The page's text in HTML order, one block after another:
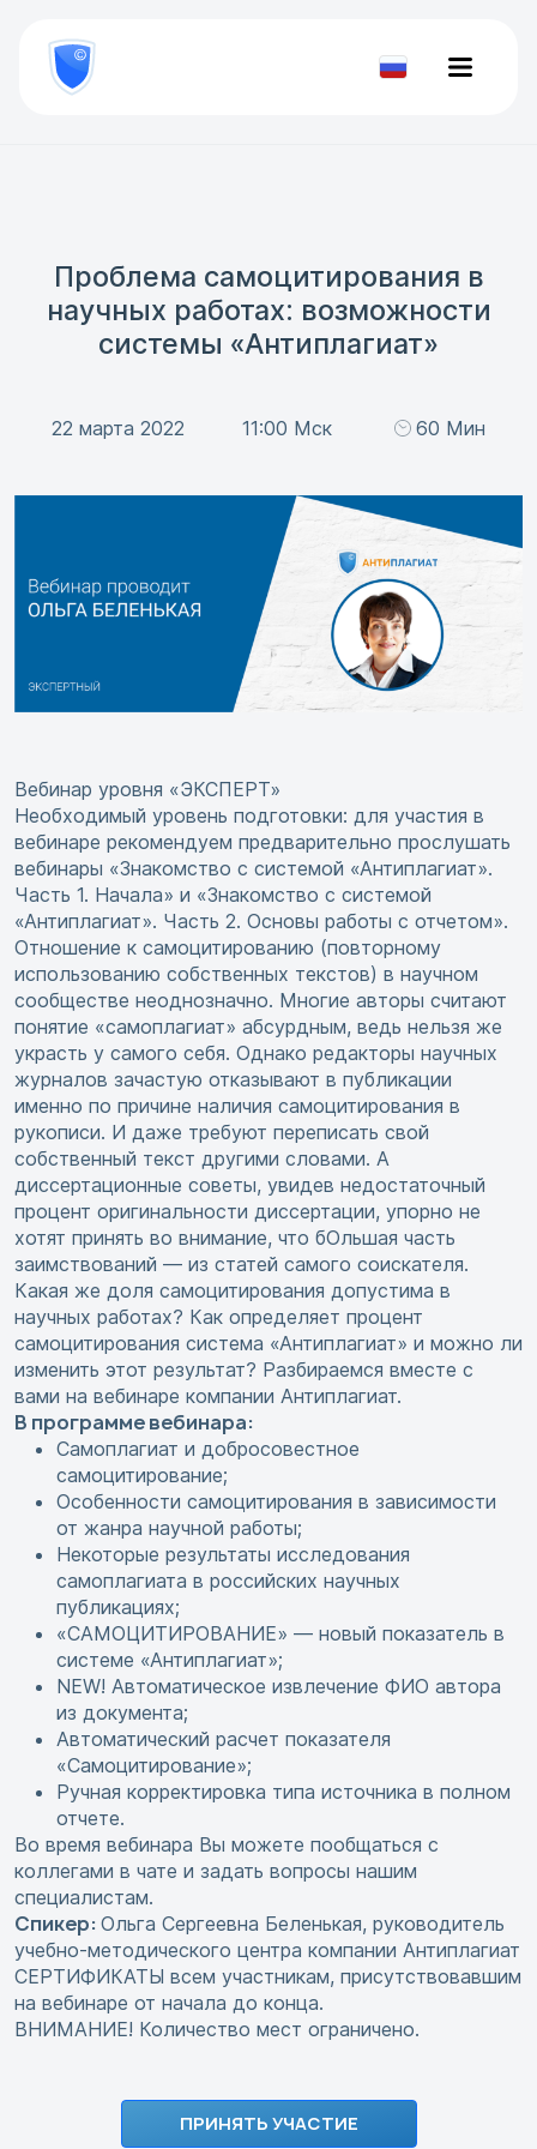
800
777-
81-Проверить
Проблема самоцитирования в
научных работах: возможности
системы «Антиплагиат»
22 марта 2022 11:00 Мск 60 Мин
Вебинар уровня «ЭКСПЕРТ»
Необходимый уровень подготовки: для участия в
вебинаре рекомендуем предварительно прослушать
вебинары «Знакомство с системой «Антиплагиат».
Часть 1. Начала» и «Знакомство с системой
«Антиплагиат». Часть 2. Основы работы с отчетом».
Отношение к самоцитированию (повторному
использованию собственных текстов) в научном
сообществе неоднозначно. Многие авторы считают
понятие «самоплагиат» абсурдным, ведь нельзя же
украсть у самого себя. Однако редакторы научных
журналов зачастую отказывают в публикации
именно по причине наличия самоцитирования в
рукописи. И даже требуют переписать свой
собственный текст другими словами. А
диссертационные советы, увидев недостаточный
процент оригинальности диссертации, упорно не
хотят принять во внимание, что бОльшая часть
заимствований — из статей самого соискателя.
Какая же доля самоцитирования допустима в
научных работах? Как определяет процент
самоцитирования система «Антиплагиат» и можно ли
изменить этот результат? Разбираемся вместе с
вами на вебинаре компании Антиплагиат.
В программе вебинара:
Самоплагиат и добросовестное
самоцитирование;
Особенности самоцитирования в зависимости
от жанра научной работы;
Некоторые результаты исследования
самоплагиата в российских научных
публикациях;
«САМОЦИТИРОВАНИЕ» — новый показатель в
системе «Антиплагиат»;
NEW! Автоматическое извлечение ФИО автора
из документа;
Автоматический расчет показателя
«Самоцитирование»;
Ручная корректировка типа источника в полном
отчете.
Во время вебинара Вы можете пообщаться с
коллегами в чате и задать вопросы нашим
специалистам.
Спикер: Ольга Сергеевна Беленькая, руководитель
учебно-методического центра компании Антиплагиат
СЕРТИФИКАТЫ всем участникам, присутствовавшим
на вебинаре от начала до конца.
ВНИМАНИЕ! Количество мест ограничено.
ПРИНЯТЬ УЧАСТИЕ